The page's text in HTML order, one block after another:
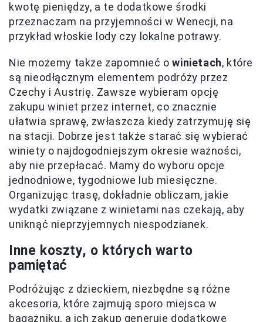
kwotę pieniędzy, a te dodatkowe środki
przeznaczam na przyjemności w Wenecji, na
przykład włoskie lody czy lokalne potrawy.
Nie możemy także zapomnieć owinietach, które
są nieodłącznym elementem podróży przez
Czechy i Austrię. Zawsze wybieram opcję
zakupu winiet przez internet, co znacznie
ułatwia sprawę, zwłaszcza kiedy zatrzymuję się
na stacji. Dobrze jest także starać się wybierać
winiety o najdogodniejszym okresie ważności,
aby nie przepłacać. Mamy do wyboru opcje
jednodniowe, tygodniowe lub miesięczne.
Organizując trasę, dokładnie obliczam, jakie
wydatki związane z winietami nas czekają, aby
uniknąć nieprzyjemnych niespodzianek.
Inne koszty, o których warto
pamiętać
Podróżując z dzieckiem, niezbędne są różne
akcesoria, które zajmują sporo miejsca w
bagażniku, a ich zakup generuje dodatkowe